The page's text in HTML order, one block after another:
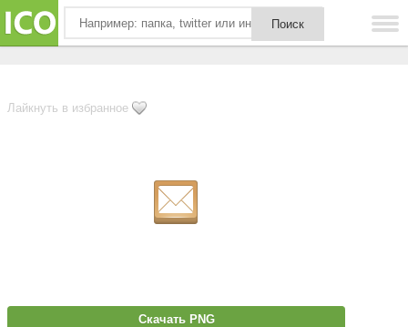
Лайкнуть в избранное
Скачать PNG